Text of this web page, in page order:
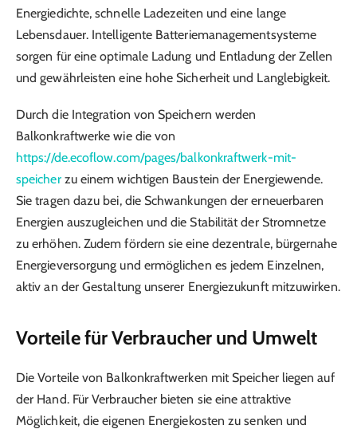
Energiedichte, schnelle Ladezeiten und eine lange
Lebensdauer. Intelligente Batteriemanagementsysteme
sorgen für eine optimale Ladung und Entladung der Zellen
und gewährleisten eine hohe Sicherheit und Langlebigkeit.
Durch die Integration von Speichern werden
Balkonkraftwerke wie die von
https://de.ecoflow.com/pages/balkonkraftwerk-mit-
speicherzu einem wichtigen Baustein der Energiewende.
Sie tragen dazu bei, die Schwankungen der erneuerbaren
Energien auszugleichen und die Stabilität der Stromnetze
zu erhöhen. Zudem fördern sie eine dezentrale, bürgernahe
Energieversorgung und ermöglichen es jedem Einzelnen,
aktiv an der Gestaltung unserer Energiezukunft mitzuwirken.
Vorteile für Verbraucher und Umwelt
Die Vorteile von Balkonkraftwerken mit Speicher liegen auf
der Hand. Für Verbraucher bieten sie eine attraktive
Möglichkeit, die eigenen Energiekosten zu senken und